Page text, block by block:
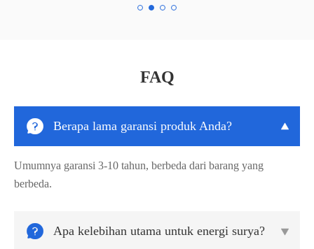
FAQ
 Berapa lama garansi produk Anda? 
Umumnya garansi 3-10 tahun, berbeda dari barang yang
berbeda.
 Apa kelebihan utama untuk energi surya? 